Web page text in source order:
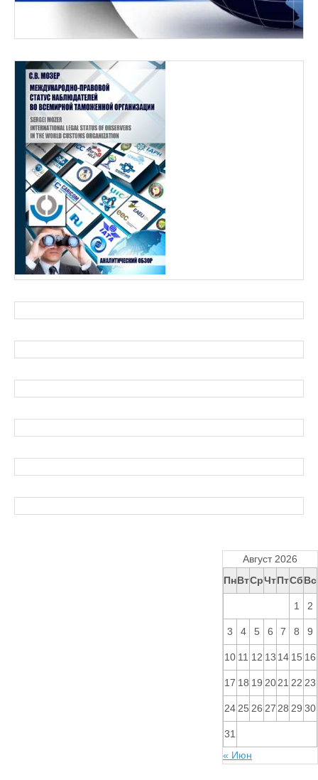
Август 2026
ПнВтСрЧтПтСбВс
1 2
3 4 5 6 7 8 9
10 11 12 13 14 15 16
17 18 19 2021 22 23
2425 26 2728 29 30
31
« Июн